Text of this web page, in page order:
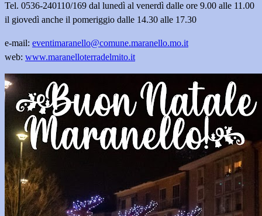
Tel. 0536-240110/169 dal lunedì al venerdì dalle ore 9.00 alle 11.00
il giovedì anche il pomeriggio dalle 14.30 alle 17.30
e-mail: eventimaranello@comune.maranello.mo.it
web: www.maranelloterradelmito.it